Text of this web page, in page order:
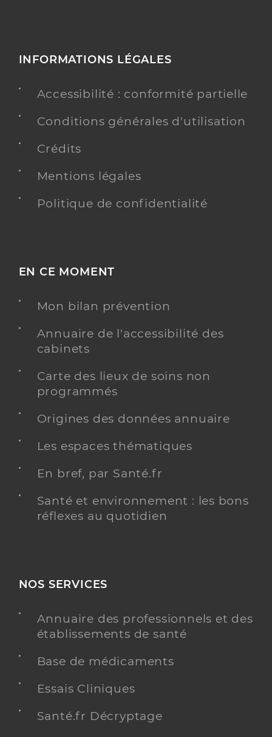
INFORMATIONS LÉGALES
Accessibilité : conformité partielle
Conditions générales d'utilisation
Crédits
Mentions légales
Politique de confidentialité
EN CE MOMENT
Mon bilan prévention
Annuaire de l'accessibilité des
cabinets
Carte des lieux de soins non
programmés
Origines des données annuaire
Les espaces thématiques
En bref, par Santé.fr
Santé et environnement : les bons
réflexes au quotidien
NOS SERVICES
Annuaire des professionnels et des
établissements de santé
Base de médicaments
Essais Cliniques
Santé.fr Décryptage